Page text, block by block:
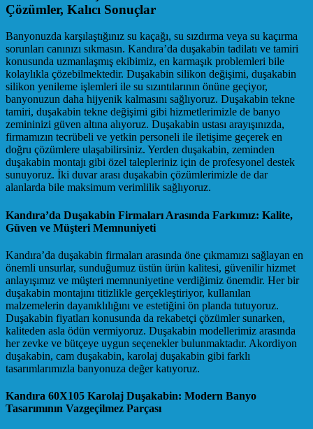
Çözümler, Kalıcı Sonuçlar
Banyonuzda karşılaştığınız su kaçağı, su sızdırma veya su kaçırma
sorunları canınızı sıkmasın. Kandıra’da duşakabin tadilatı ve tamiri
konusunda uzmanlaşmış ekibimiz, en karmaşık problemleri bile
kolaylıkla çözebilmektedir. Duşakabin silikon değişimi, duşakabin
silikon yenileme işlemleri ile su sızıntılarının önüne geçiyor,
banyonuzun daha hijyenik kalmasını sağlıyoruz. Duşakabin tekne
tamiri, duşakabin tekne değişimi gibi hizmetlerimizle de banyo
zemininizi güven altına alıyoruz. Duşakabin ustası arayışınızda,
firmamızın tecrübeli ve yetkin personeli ile iletişime geçerek en
doğru çözümlere ulaşabilirsiniz. Yerden duşakabin, zeminden
duşakabin montajı gibi özel talepleriniz için de profesyonel destek
sunuyoruz. İki duvar arası duşakabin çözümlerimizle de dar
alanlarda bile maksimum verimlilik sağlıyoruz.
Kandıra’da Duşakabin Firmaları Arasında Farkımız: Kalite,
Güven ve Müşteri Memnuniyeti
Kandıra’da duşakabin firmaları arasında öne çıkmamızı sağlayan en
önemli unsurlar, sunduğumuz üstün ürün kalitesi, güvenilir hizmet
anlayışımız ve müşteri memnuniyetine verdiğimiz önemdir. Her bir
duşakabin montajını titizlikle gerçekleştiriyor, kullanılan
malzemelerin dayanıklılığını ve estetiğini ön planda tutuyoruz.
Duşakabin fiyatları konusunda da rekabetçi çözümler sunarken,
kaliteden asla ödün vermiyoruz. Duşakabin modellerimiz arasında
her zevke ve bütçeye uygun seçenekler bulunmaktadır. Akordiyon
duşakabin, cam duşakabin, karolaj duşakabin gibi farklı
tasarımlarımızla banyonuza değer katıyoruz.
Kandıra 60X105 Karolaj Duşakabin: Modern Banyo
Tasarımının Vazgeçilmez Parçası